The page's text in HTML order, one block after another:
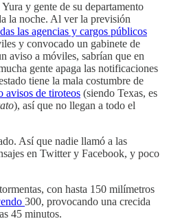
y gente de su departamento
la noche. Al ver la previsión
las agencias y cargos públicos
y convocado un gabinete de
aviso a móviles, sabrían que en
gente apaga las notificaciones
tiene la mala costumbre de
avisos de tiroteos (siendo Texas, es
), así que no llegan a todo el
Así que nadie llamó a las
en Twitter y Facebook, y poco
con hasta 150 milímetros
300, provocando una crecida
45 minutos.